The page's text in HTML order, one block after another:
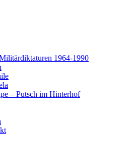
1964-1990
– Putsch im Hinterhof